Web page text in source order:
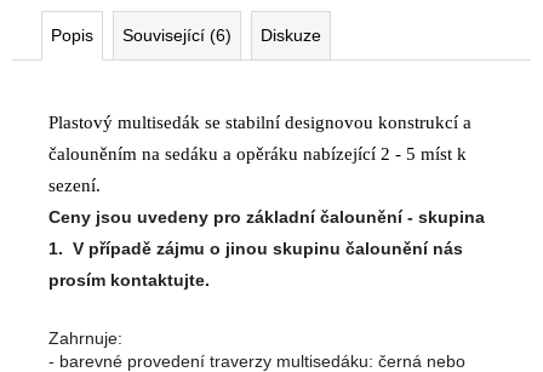
Popis Související (6) Diskuze
Plastový multisedák se stabilní designovou konstrukcí a
čalouněním na sedáku a opěráku nabízející 2 - 5 míst k
sezení.
Ceny jsou uvedeny pro základní čalounění - skupina
1. V případě zájmu o jinou skupinu čalounění nás
prosím kontaktujte.
Zahrnuje:
- barevné provedení traverzy multisedáku: černá nebo